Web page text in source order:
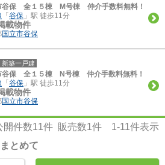
谷保 全１５棟 M号棟 仲介手数料無料！
「 谷保 」駅 徒歩11分
載物件
国立市谷保
新築一戸建
谷保 全１５棟 N号棟 仲介手数料無料！
「 谷保 」駅 徒歩11分
載物件
国立市谷保
開件数11件 販売数1件 1-11件表示
とめて